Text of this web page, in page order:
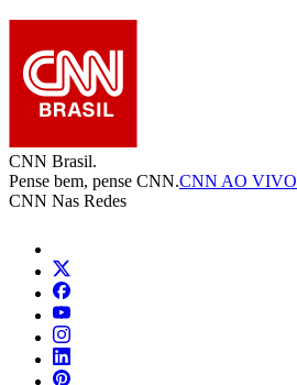
CNN Brasil.
Pense bem, pense CNN.CNN AO VIVO
CNN Nas Redes